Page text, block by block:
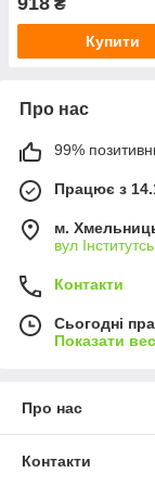
Sharan T-Cross T-
Taigo Tiguan Tou…
Купити
Про нас
99%
Працює з
м.
вул
Контакти
Сьогодні
Показати
Про нас
Контакти